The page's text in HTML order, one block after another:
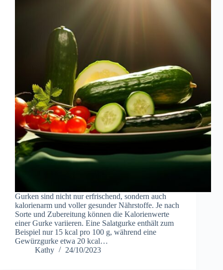
Gurken sind nicht nur erfrischend, sondern auch
kalorienarm und voller gesunder Nährstoffe. Je nach
Sorte und Zubereitung können die Kalorienwerte
einer Gurke variieren. Eine Salatgurke enthält zum
Beispiel nur 15 kcal pro 100 g, während eine
Gewürzgurke etwa 20 kcal…
Kathy
24/10/2023